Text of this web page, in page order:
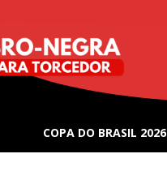
COPA DO BRASIL 2026